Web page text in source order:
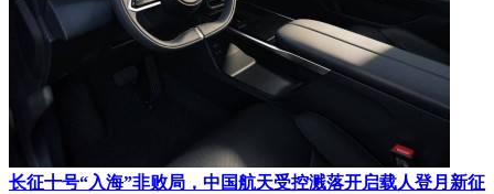
长征十号“入海”非败局，中国航天受控溅落开启载人登月新征